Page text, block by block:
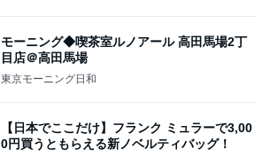
モーニング◆喫茶室ルノアール 高田馬場2丁
目店＠高田馬場
東京モーニング日和
【日本でここだけ】フランク ミュラーで3,00
0円買うともらえる新ノベルティバッグ！